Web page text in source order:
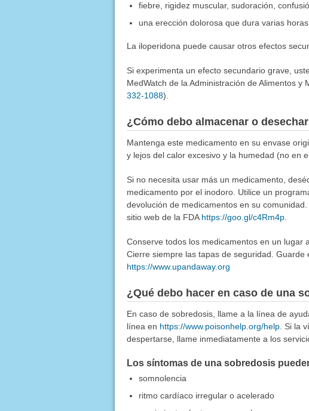
fiebre, rigidez muscular, sudoración,
una erección dolorosa que dura varias horas
La iloperidona puede causar otros efectos
Si experimenta un efecto secundario grave,
MedWatch de la Administración de Alimentos y
332-1088).
¿Cómo debo almacenar o
Mantenga este medicamento en su envase
y lejos del calor excesivo y la humedad (no en
Si no necesita usar más un medicamento,
medicamento por el inodoro. Utilice un
devolución de medicamentos en su
sitio web de la FDA https://goo.gl/c4Rm4p.
Conserve todos los medicamentos en un lugar
Cierre siempre las tapas de seguridad.
https://www.upandaway.org
¿Qué debo hacer en caso de una
En caso de sobredosis, llame a la línea de
línea en https://www.poisonhelp.org/help. Si la
despertarse, llame inmediatamente a los
Los síntomas de una sobredosis
somnolencia
ritmo cardíaco irregular o acelerado